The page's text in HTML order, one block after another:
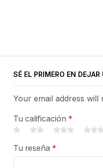
SÉ EL PRIMERO EN
Your email address will
Tu calificación *
Tu reseña *